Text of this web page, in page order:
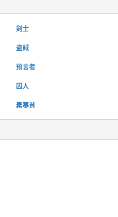
剣士
盗賊
預言者
囚人
素寒貧